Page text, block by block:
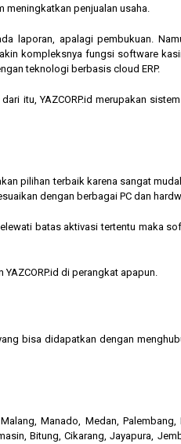
meningkatkan penjualan usaha.
laporan, apalagi pembukuan.
kompleksnya fungsi software
teknologi berbasis cloud ERP.
itu, YAZCORP.id merupakan
pilihan terbaik karena sangat
dengan berbagai PC dan
batas aktivasi tertentu maka
di perangkat apapun.
bisa didapatkan dengan
Manado, Medan, Palembang,
Bitung, Cikarang, Jayapura,